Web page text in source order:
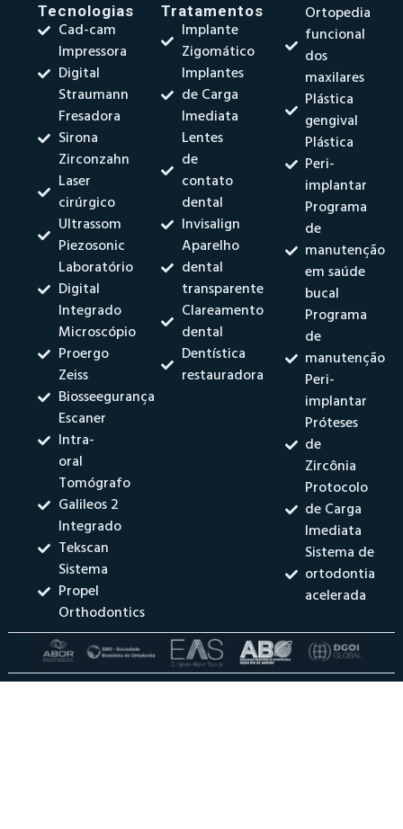
Tecnologias
Cad-cam
Impressora
Digital
Straumann
Fresadora
Sirona
Zirconzahn
Laser
cirúrgico
Ultrassom
Piezosonic
Laboratório
Digital
Integrado
Microscópio
Proergo
Zeiss
Biosseegurança
Escaner
Intra-
oral
Tomógrafo
Galileos 2
Integrado
Tekscan
Sistema
Propel
Orthodontics
Tratamentos
Implante
Zigomático
Implantes
de Carga
Imediata
Lentes
de
contato
dental
Invisalign
Aparelho
dental
transparente
Clareamento
dental
Dentística
restauradora
Ortopedia
funcional
dos
maxilares
Plástica
gengival
Plástica
Peri-
implantar
Programa
de
manutenção
em saúde
bucal
Programa
de
manutenção
Peri-
implantar
Próteses
de
Zircônia
Protocolo
de Carga
Imediata
Sistema de
ortodontia
acelerada